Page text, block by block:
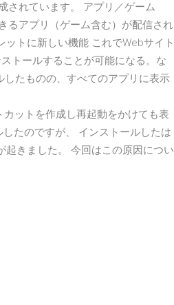
されています。 アプリ／ゲーム
るアプリ（ゲーム含む）が配信され
トに新しい機能 これでWebサイト
トールすることが可能になる。な
たものの、すべてのアプリに表示
ットを作成し再起動をかけても表
たのですが、 インストールしたは
きました。 今回はこの原因につい